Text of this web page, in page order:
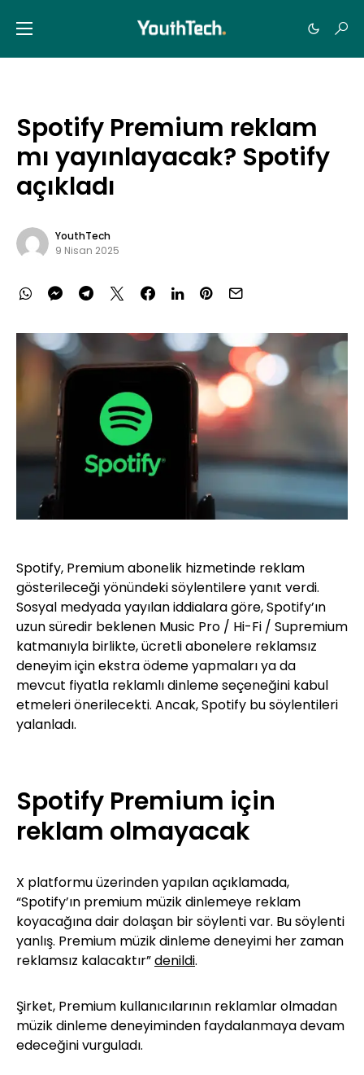
Spotify Premium reklam
mı yayınlayacak? Spotify
açıkladı
YouthTech
9 Nisan 2025
Spotify, Premium abonelik hizmetinde reklam
gösterileceği yönündeki söylentilere yanıt verdi.
Sosyal medyada yayılan iddialara göre, Spotify’ın
uzun süredir beklenen Music Pro / Hi-Fi / Supremium
katmanıyla birlikte, ücretli abonelere reklamsız
deneyim için ekstra ödeme yapmaları ya da
mevcut fiyatla reklamlı dinleme seçeneğini kabul
etmeleri önerilecekti. Ancak, Spotify bu söylentileri
yalanladı.
Spotify Premium için
reklam olmayacak
X platformu üzerinden yapılan açıklamada,
“Spotify’ın premium müzik dinlemeye reklam
koyacağına dair dolaşan bir söylenti var. Bu söylenti
yanlış. Premium müzik dinleme deneyimi her zaman
reklamsız kalacaktır”denildi.
Şirket, Premium kullanıcılarının reklamlar olmadan
müzik dinleme deneyiminden faydalanmaya devam
edeceğini vurguladı.